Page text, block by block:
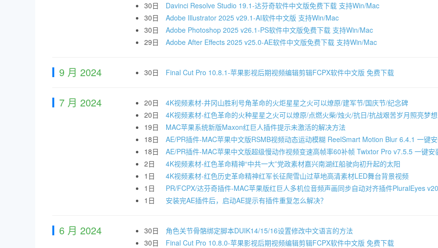
30日
Davinci Resolve Studio 19.1-达芬奇软件中文版免费下载 支持Win/Mac
30日
Adobe Illustrator 2025 v29.1-AI软件中文版 支持Win/Mac
30日
Adobe Photoshop 2025 v26.1-PS软件中文版免费下载 支持Win/Mac
29日
Adobe After Effects 2025 v25.0-AE软件中文版免费下载 支持Win/Mac
9 月 2024 30日 Final Cut Pro 10.8.1-苹果影视后期视频编辑剪辑FCPX软件中文版 免费下载
7 月 2024 20日
4K视频素材-井冈山胜利号角革命的火炬星星之火可以燎原/建军节/国庆节/纪念碑
20日
4K视频素材-红色革命的火种星星之火可以燎原/点燃火柴/烛火/抗日/抗战艰苦岁月照亮梦想
19日
MAC苹果系统新版Maxon红巨人插件提示未激活的解决方法
18日
AE/PR插件-MAC苹果中文版RSMB视频动态运动模糊 ReelSmart Motion Blur 6.4.1 一键
18日
AE/PR插件-MAC苹果中文版超级慢动作视频变速高帧率60补帧 Twixtor Pro v7.5.5 一键安
2日
4K视频素材-红色革命精神“中共一大”党政素材嘉兴南湖红船驶向初升起的太阳
1日
4K视频素材-红色历史革命精神红军长征爬雪山过草地高清素材LED舞台背景视频
1日
PR/FCPX/达芬奇插件-MAC苹果版红巨人多机位音频声画同步自动对齐插件PluralEyes
1日
安装完AE插件后，启动AE提示有插件重复怎么解决？
6 月 2024 30日
角色关节骨骼绑定脚本DUIK14/15/16设置修改中文语言的方法
30日
Final Cut Pro 10.8.0-苹果影视后期视频编辑剪辑FCPX软件中文版 免费下载